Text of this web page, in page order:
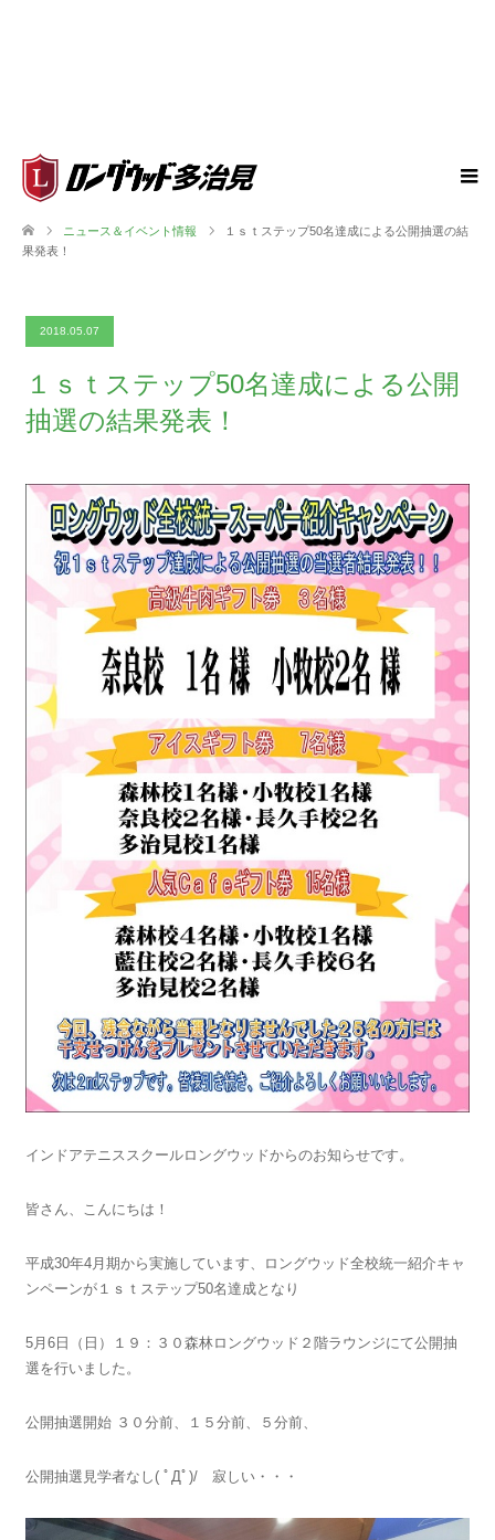
ニュース＆イベント情報
１ｓｔステップ50名達成による公開抽選の結
果発表！
2018.05.07
１ｓｔステップ50名達成による公開
抽選の結果発表！
インドアテニススクールロングウッドからのお知らせです。
皆さん、こんにちは！
平成30年4月期から実施しています、ロングウッド全校統一紹介キャ
ンペーンが１ｓｔステップ50名達成となり
5月6日（日）１９：３０森林ロングウッド２階ラウンジにて公開抽
選を行いました。
公開抽選開始 ３０分前、１５分前、５分前、
公開抽選見学者なし( ﾟДﾟ)/ 寂しい・・・